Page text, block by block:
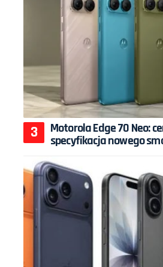
Motorola Edge 70 Neo:
specyfikacja nowego